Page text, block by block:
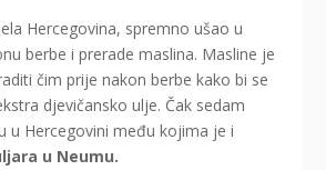
Hercegovina, spremno ušao u
berbe i prerade maslina. Masline je
čim prije nakon berbe kako bi se
djevičansko ulje. Čak sedam
u Hercegovini među kojima je i
u Neumu.